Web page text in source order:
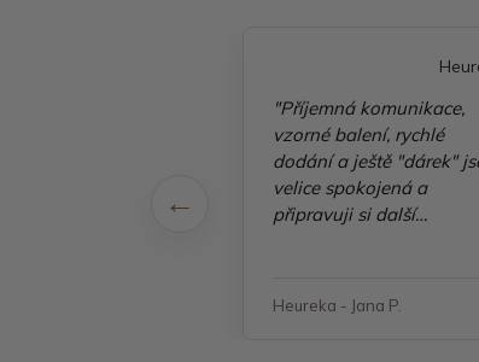
"Příjemná komunikace,
vzorné balení, rychlé
dodání a ještě "dárek"
velice spokojená a
připravuji si další
Heureka - Jana P.